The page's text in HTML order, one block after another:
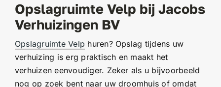
Opslagruimte Velp bij Jacobs
Verhuizingen BV
Opslagruimte Velp huren? Opslag tijdens uw
verhuizing is erg praktisch en maakt het
verhuizen eenvoudiger. Zeker als u bijvoorbeeld
nog op zoek bent naar uw droomhuis of omdat